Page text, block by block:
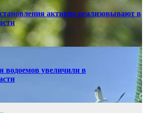
активно реализовывают в
водоемов увеличили в